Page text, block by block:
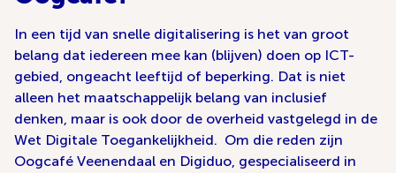
In een tijd van snelle digitalisering is het van groot
belang dat iedereen mee kan (blijven) doen op ICT-
gebied, ongeacht leeftijd of beperking. Dat is niet
alleen het maatschappelijk belang van inclusief
denken, maar is ook door de overheid vastgelegd in de
Wet Digitale Toegankelijkheid. Om die reden zijn
Oogcafé Veenendaal en Digiduo, gespecialiseerd in